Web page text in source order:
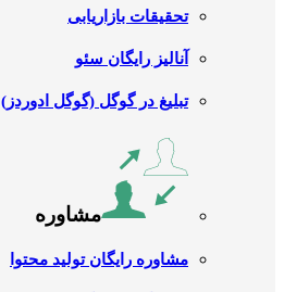
تحقیقات بازاریابی
آنالیز رایگان سئو
تبلیغ در گوگل (گوگل ادوردز)
مشاوره
مشاوره رایگان تولید محتوا